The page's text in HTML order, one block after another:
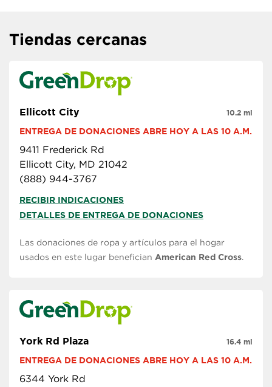
Tiendas cercanas
Ellicott City
ENTREGA DE DONACIONES ABRE HOY A LAS 10 A.M.
9411 Frederick Rd
Ellicott City, MD 21042
(888) 944-3767
10.2 mi
RECIBIR INDICACIONES
DETALLES DE ENTREGA DE DONACIONES
Las donaciones de ropa y artículos para el hogar
usados en este lugar benefician American Red Cross.
York Rd Plaza
ENTREGA DE DONACIONES ABRE HOY A LAS 10 A.M.
6344 York Rd
16.4 mi